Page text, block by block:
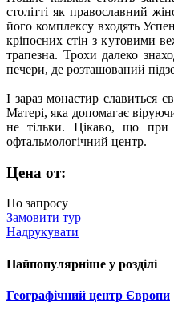
столітті як православний
його комплексу входять
кріпосних стін з кутовими
трапезна. Трохи далеко
печери, де розташований
І зараз монастир славиться
Матері, яка допомагає
не тільки. Цікаво, що при
офтальмологічний центр.
Цена от:
По запросу
Замовити тур
Надрукувати
Найпопулярніше у розділі
Географічний центр Європи